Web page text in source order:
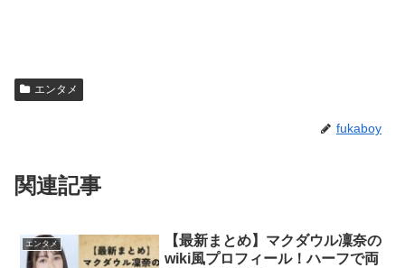
エンタメ
fukaboy
関連記事
エンタメ
【最新まとめ】マクダウル凜奈の
wiki風プロフィール！ハーフで両